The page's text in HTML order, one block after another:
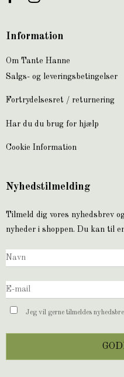
Information
Om Tante Hanne
Salgs- og leveringsbetingelser
Fortrydelsesret / returnering
Har du du brug for hjælp
Cookie Information
Nyhedstilmelding
Tilmeld dig vores nyhedsbrev
nyheder i shoppen. Du kan til
Jeg vil gerne tilmeldes